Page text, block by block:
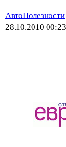
АвтоПолезности
28.10.2010 00:23